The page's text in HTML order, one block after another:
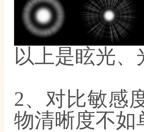
以上是眩光
2、对比敏感
物清晰度不如